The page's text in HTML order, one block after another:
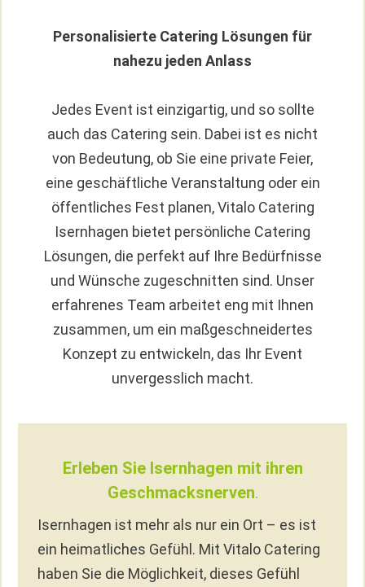
Personalisierte Catering Lösungen für
nahezu jeden Anlass
Jedes Event ist einzigartig, und so sollte
auch das Catering sein. Dabei ist es nicht
von Bedeutung, ob Sie eine private Feier,
eine geschäftliche Veranstaltung oder ein
öffentliches Fest planen, Vitalo Catering
Isernhagen bietet persönliche Catering
Lösungen, die perfekt auf Ihre Bedürfnisse
und Wünsche zugeschnitten sind. Unser
erfahrenes Team arbeitet eng mit Ihnen
zusammen, um ein maßgeschneidertes
Konzept zu entwickeln, das Ihr Event
unvergesslich macht.
Erleben Sie Isernhagen mit ihren
Geschmacksnerven.
Isernhagen ist mehr als nur ein Ort – es ist
ein heimatliches Gefühl. Mit Vitalo Catering
haben Sie die Möglichkeit, dieses Gefühl